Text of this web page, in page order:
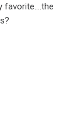
favorite….the